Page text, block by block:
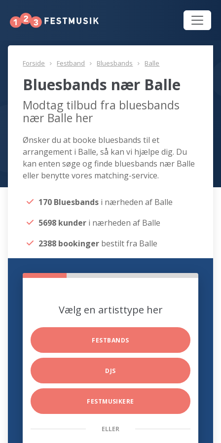
Forside Festband Bluesbands Balle
Bluesbands nær Balle
Modtag tilbud fra bluesbands
nær Balle her
Ønsker du at booke bluesbands til et
arrangement i Balle, så kan vi hjælpe dig. Du
kan enten søge og finde bluesbands nær Balle
eller benytte vores matching-service.
170 Bluesbands i nærheden af Balle
5698 kunder i nærheden af Balle
2388 bookinger bestilt fra Balle
Vælg en artisttype her
FESTBANDS
DJS
FESTMUSIKERE
ELLER